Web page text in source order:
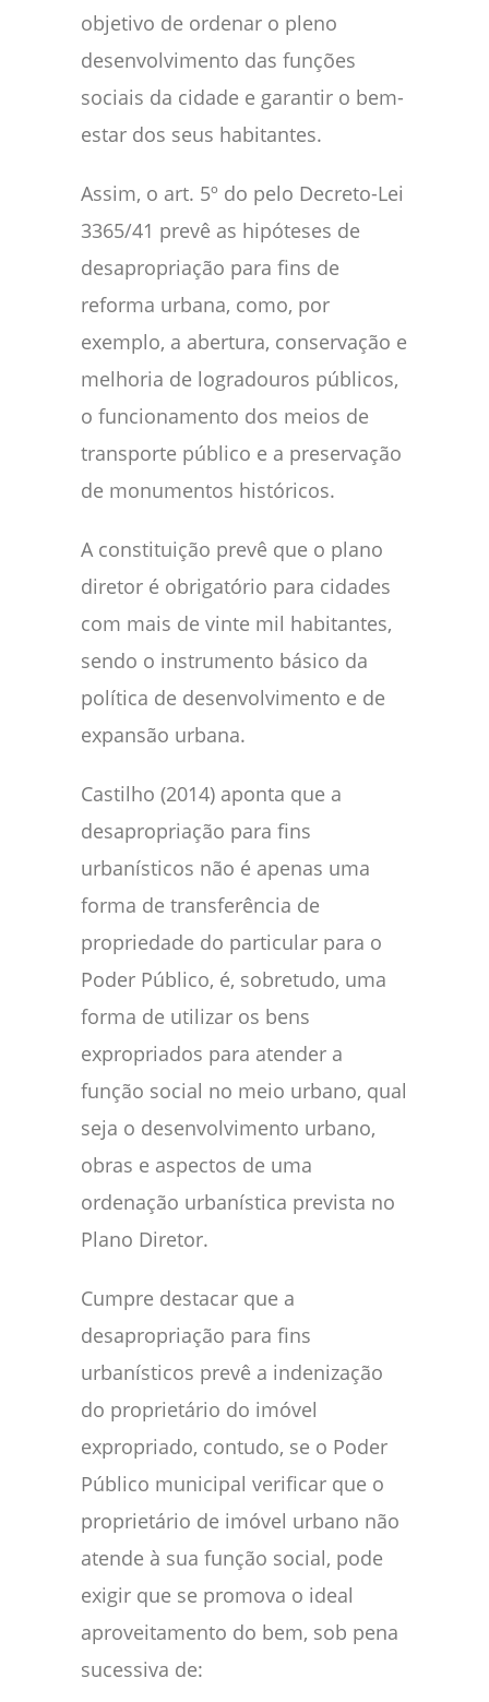
objetivo de ordenar o pleno
desenvolvimento das funções
sociais da cidade e garantir o bem-
estar dos seus habitantes.
Assim, o art. 5º do pelo Decreto-Lei
3365/41 prevê as hipóteses de
desapropriação para fins de
reforma urbana, como, por
exemplo, a abertura, conservação e
melhoria de logradouros públicos,
o funcionamento dos meios de
transporte público e a preservação
de monumentos históricos.
A constituição prevê que o plano
diretor é obrigatório para cidades
com mais de vinte mil habitantes,
sendo o instrumento básico da
política de desenvolvimento e de
expansão urbana.
Castilho (2014) aponta que a
desapropriação para fins
urbanísticos não é apenas uma
forma de transferência de
propriedade do particular para o
Poder Público, é, sobretudo, uma
forma de utilizar os bens
expropriados para atender a
função social no meio urbano, qual
seja o desenvolvimento urbano,
obras e aspectos de uma
ordenação urbanística prevista no
Plano Diretor.
Cumpre destacar que a
desapropriação para fins
urbanísticos prevê a indenização
do proprietário do imóvel
expropriado, contudo, se o Poder
Público municipal verificar que o
proprietário de imóvel urbano não
atende à sua função social, pode
exigir que se promova o ideal
aproveitamento do bem, sob pena
sucessiva de: